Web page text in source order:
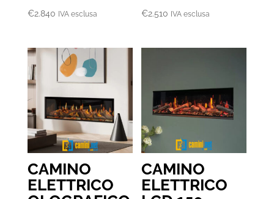
€2.840 IVA esclusa €2.510 IVA esclusa
CAMINO
ELETTRICO
CAMINO
ELETTRICO